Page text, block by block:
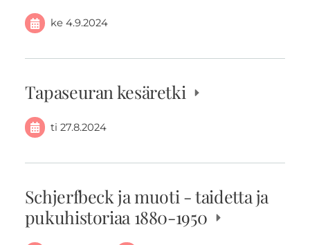
ke 4.9.2024
Tapaseuran kesäretki
ti 27.8.2024
Schjerfbeck ja muoti - taidetta ja
pukuhistoriaa 1880-1950